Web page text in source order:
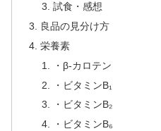
試食・感想
良品の見分け方
栄養素
・β‐カロテン
・ビタミンB₁
・ビタミンB₂
・ビタミンB₆